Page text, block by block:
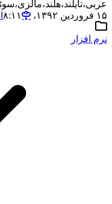
۱۵ فروردین ۱۳۹۲،‏ ۸:۱۱
نرم افزار